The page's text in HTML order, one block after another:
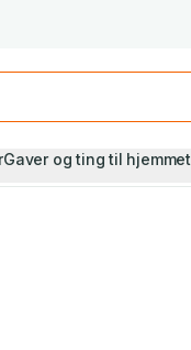
Gaver og ting til hjemmet